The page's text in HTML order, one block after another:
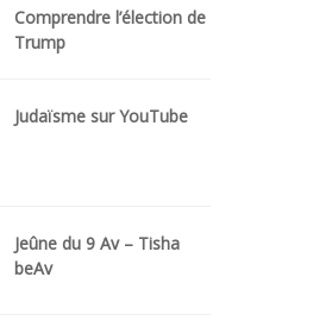
Comprendre l’élection de
Trump
Judaïsme sur YouTube
Jeûne du 9 Av – Tisha
beAv